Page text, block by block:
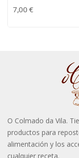
7,00 €
O Colmado da Vila.
productos para
alimentación y los
cualquier receta.